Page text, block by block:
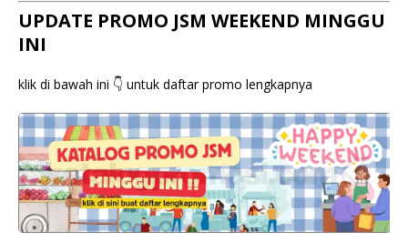
UPDATE PROMO JSM WEEKEND MINGGU
INI
klik di bawah ini 👇 untuk daftar promo lengkapnya